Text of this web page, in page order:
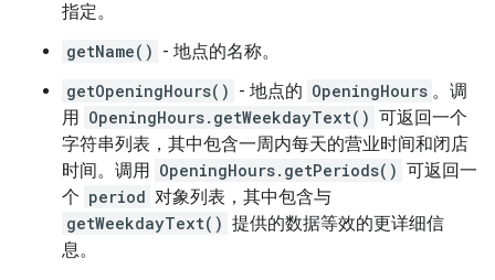
指定。
getName() - 地点的名称。
getOpeningHours() - 地点的 OpeningHours 。调
用 OpeningHours.getWeekdayText() 可返回一个
字符串列表，其中包含一周内每天的营业时间和闭店
时间。调用 OpeningHours.getPeriods() 可返回一
个 period 对象列表，其中包含与
getWeekdayText() 提供的数据等效的更详细信
息。